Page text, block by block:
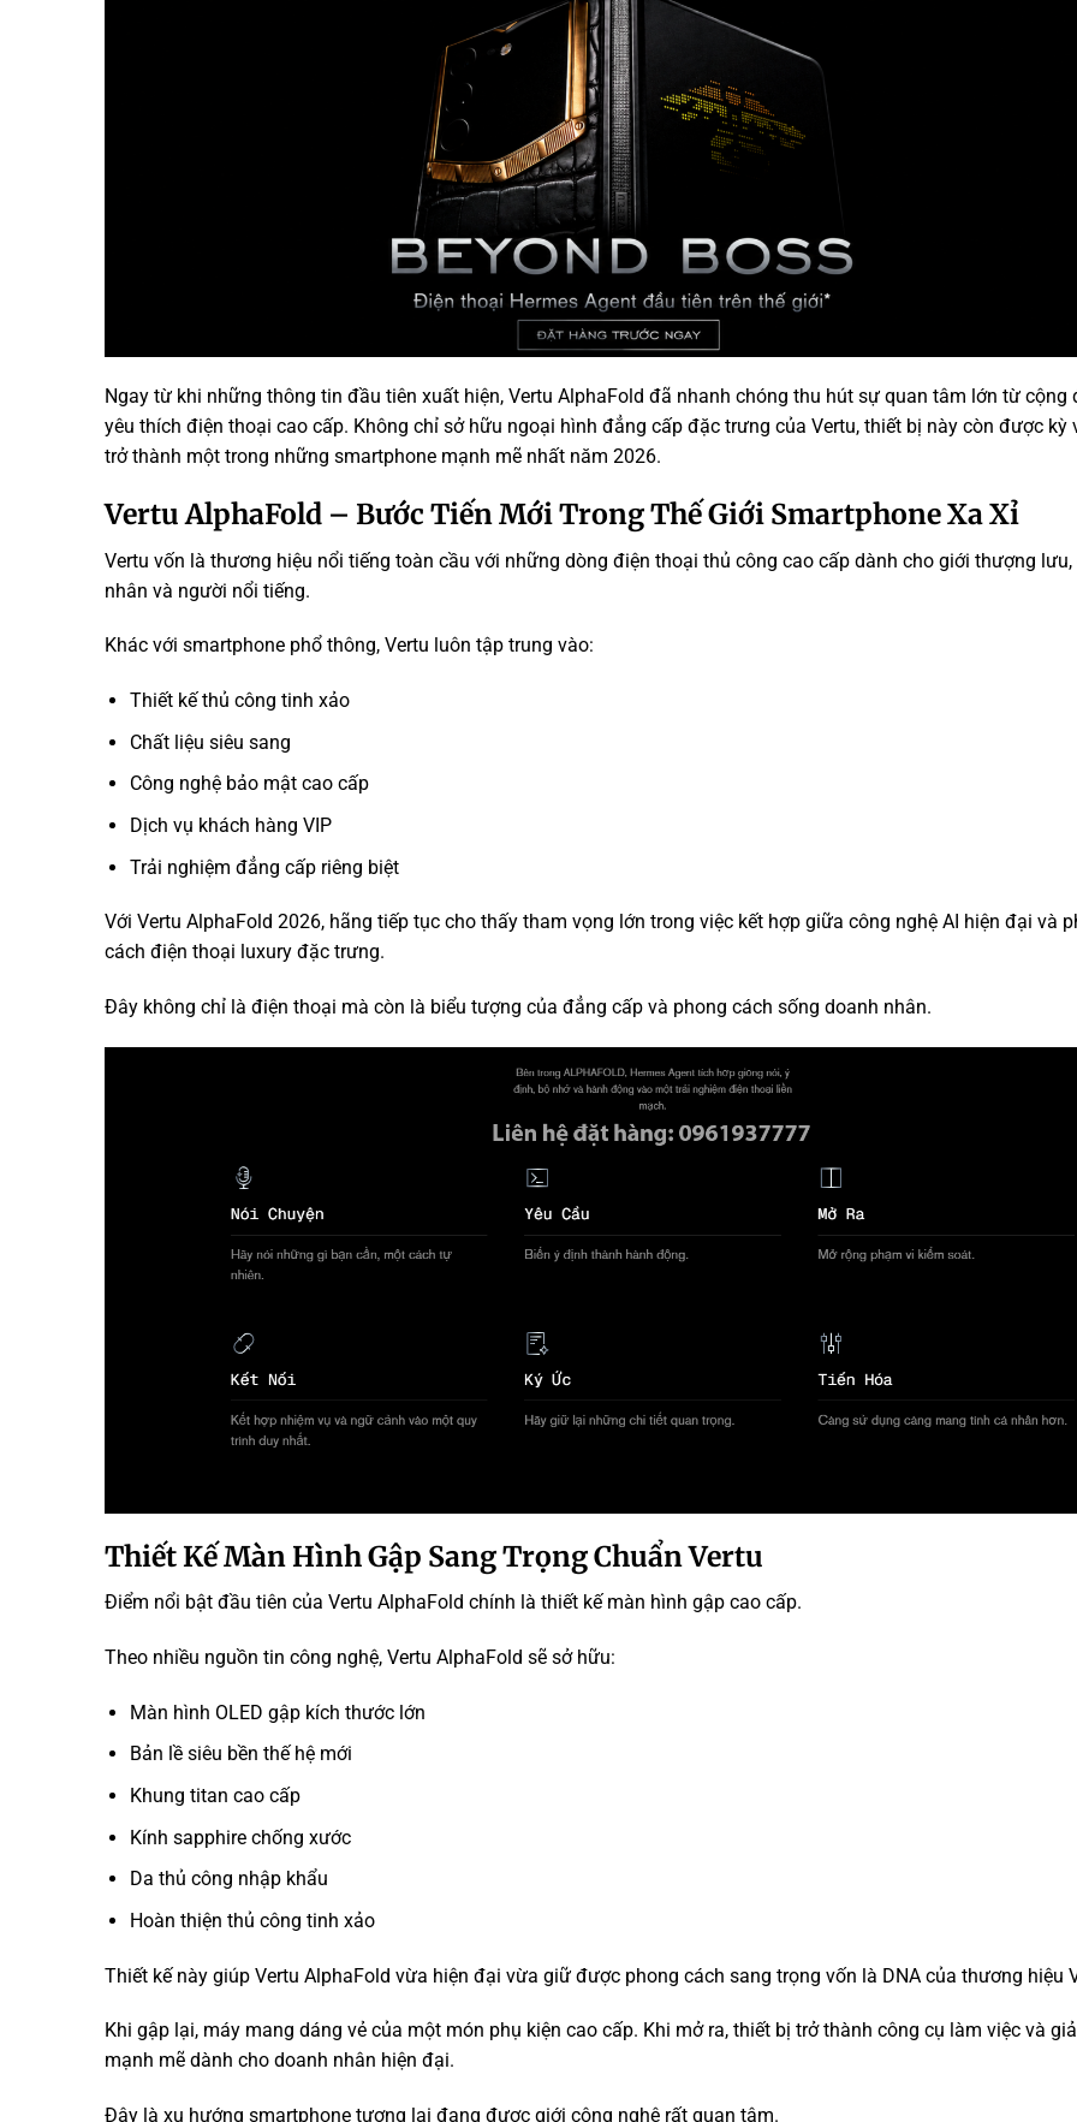
Ngay từ khi những thông tin đầu tiên xuất hiện, Vertu AlphaFold đã nhanh chóng thu hút sự quan tâm lớn từ cộng
yêu thích điện thoại cao cấp. Không chỉ sở hữu ngoại hình đẳng cấp đặc trưng của Vertu, thiết bị này còn được kỳ
trở thành một trong những smartphone mạnh mẽ nhất năm 2026.
Vertu AlphaFold – Bước Tiến Mới Trong Thế Giới Smartphone Xa Xỉ
Vertu vốn là thương hiệu nổi tiếng toàn cầu với những dòng điện thoại thủ công cao cấp dành cho giới thượng lưu,
nhân và người nổi tiếng.
Khác với smartphone phổ thông, Vertu luôn tập trung vào:
Thiết kế thủ công tinh xảo
Chất liệu siêu sang
Công nghệ bảo mật cao cấp
Dịch vụ khách hàng VIP
Trải nghiệm đẳng cấp riêng biệt
Với Vertu AlphaFold 2026, hãng tiếp tục cho thấy tham vọng lớn trong việc kết hợp giữa công nghệ AI hiện đại và
cách điện thoại luxury đặc trưng.
Đây không chỉ là điện thoại mà còn là biểu tượng của đẳng cấp và phong cách sống doanh nhân.
Thiết Kế Màn Hình Gập Sang Trọng Chuẩn Vertu
Điểm nổi bật đầu tiên của Vertu AlphaFold chính là thiết kế màn hình gập cao cấp.
Theo nhiều nguồn tin công nghệ, Vertu AlphaFold sẽ sở hữu:
Màn hình OLED gập kích thước lớn
Bản lề siêu bền thế hệ mới
Khung titan cao cấp
Kính sapphire chống xước
Da thủ công nhập khẩu
Hoàn thiện thủ công tinh xảo
Thiết kế này giúp Vertu AlphaFold vừa hiện đại vừa giữ được phong cách sang trọng vốn là DNA của thương hiệu
Khi gập lại, máy mang dáng vẻ của một món phụ kiện cao cấp. Khi mở ra, thiết bị trở thành công cụ làm việc và
mạnh mẽ dành cho doanh nhân hiện đại.
Đây là xu hướng smartphone tương lai đang được giới công nghệ rất quan tâm.